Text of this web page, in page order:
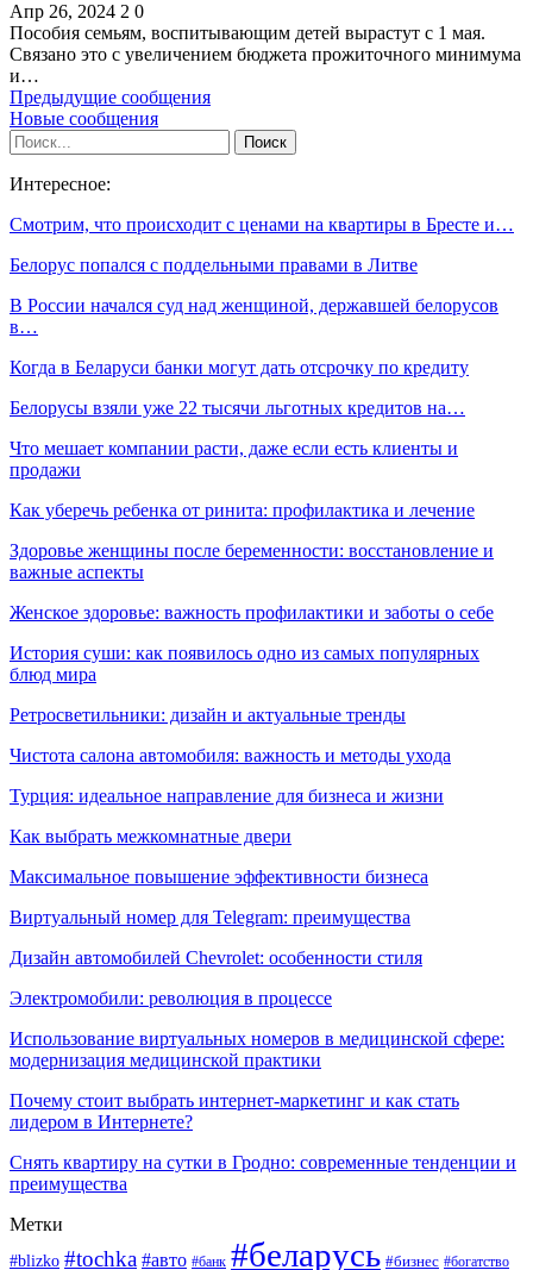
Апр 26, 2024 2 0
Пособия семьям, воспитывающим детей вырастут с 1 мая.
Связано это с увеличением бюджета прожиточного минимума
и…
Предыдущие сообщения
Новые сообщения
Интересное:
Смотрим, что происходит с ценами на квартиры в Бресте и…
Белорус попался с поддельными правами в Литве
В России начался суд над женщиной, державшей белорусов
в…
Когда в Беларуси банки могут дать отсрочку по кредиту
Белорусы взяли уже 22 тысячи льготных кредитов на…
Что мешает компании расти, даже если есть клиенты и
продажи
Как уберечь ребенка от ринита: профилактика и лечение
Здоровье женщины после беременности: восстановление и
важные аспекты
Женское здоровье: важность профилактики и заботы о себе
История суши: как появилось одно из самых популярных
блюд мира
Ретросветильники: дизайн и актуальные тренды
Чистота салона автомобиля: важность и методы ухода
Турция: идеальное направление для бизнеса и жизни
Как выбрать межкомнатные двери
Максимальное повышение эффективности бизнеса
Виртуальный номер для Telegram: преимущества
Дизайн автомобилей Chevrolet: особенности стиля
Электромобили: революция в процессе
Использование виртуальных номеров в медицинской сфере:
модернизация медицинской практики
Почему стоит выбрать интернет-маркетинг и как стать
лидером в Интернете?
Снять квартиру на сутки в Гродно: современные тенденции и
преимущества
Метки
#blizko #tochka #авто #банк #беларусь #бизнес #богатство